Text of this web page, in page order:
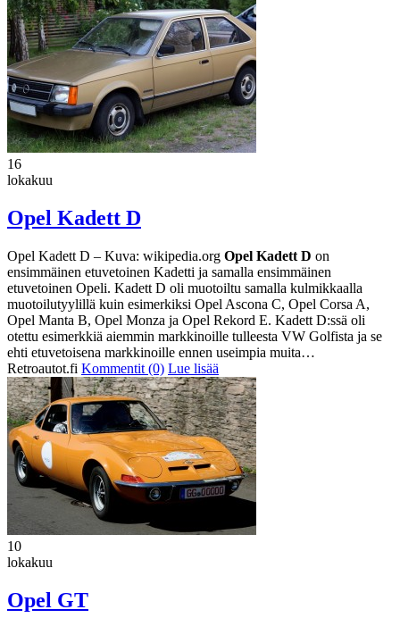
16
lokakuu
Opel Kadett D
Opel Kadett D – Kuva: wikipedia.org Opel Kadett D on
ensimmäinen etuvetoinen Kadetti ja samalla ensimmäinen
etuvetoinen Opeli. Kadett D oli muotoiltu samalla kulmikkaalla
muotoilutyylillä kuin esimerkiksi Opel Ascona C, Opel Corsa A,
Opel Manta B, Opel Monza ja Opel Rekord E. Kadett D:ssä oli
otettu esimerkkiä aiemmin markkinoille tulleesta VW Golfista ja se
ehti etuvetoisena markkinoille ennen useimpia muita…
Retroautot.fi Kommentit (0) Lue lisää
10
lokakuu
Opel GT